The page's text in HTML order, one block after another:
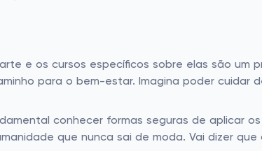
e os cursos específicos sobre elas são um
para o bem-estar. Imagina poder cuidar
conhecer formas seguras de aplicar
que nunca sai de moda. Vai dizer